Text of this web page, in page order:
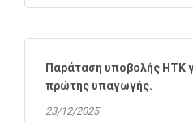
Παράταση υποβολής ΗΤΚ
πρώτης υπαγωγής.
23/12/2025